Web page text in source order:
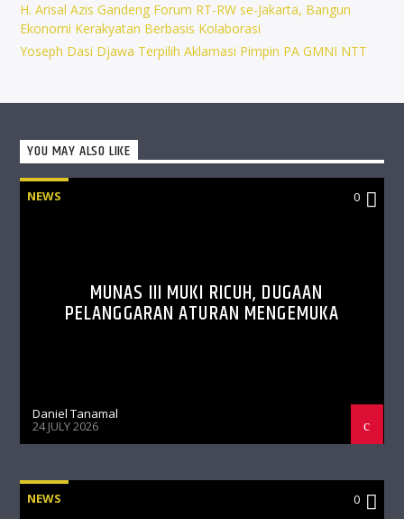
H. Arisal Azis Gandeng Forum RT-RW se-Jakarta, Bangun
Ekonomi Kerakyatan Berbasis Kolaborasi
Yoseph Dasi Djawa Terpilih Aklamasi Pimpin PA GMNI NTT
YOU MAY ALSO LIKE
NEWS 0
MUNAS III MUKI RICUH, DUGAAN
PELANGGARAN ATURAN MENGEMUKA
Daniel Tanamal
24 JULY 2026
NEWS 0